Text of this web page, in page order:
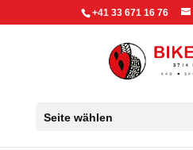
+41 33 671 16 76
Seite wählen